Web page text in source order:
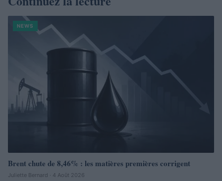
NEWS
Brent chute de 8,46% : les matières premières corrigent
Juliette Bernard · 4 Août 2026